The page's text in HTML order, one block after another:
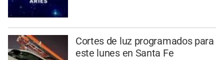
Cortes de luz programados para
este lunes en Santa Fe